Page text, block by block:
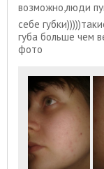
возможно,люди
себе
губа больше чем
фото